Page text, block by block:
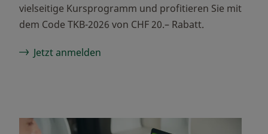
vielseitige Kursprogramm und profitieren Sie mit
dem Code TKB-2026 von CHF 20.– Rabatt.
Jetzt anmelden